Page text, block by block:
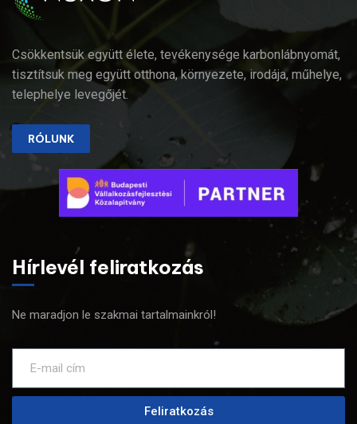
Csökkentsük együtt élete, tevékenysége karbonlábnyomát,
tisztítsuk meg együtt otthona, környezete, irodája, műhelye,
telephelye levegőjét.
RÓLUNK
Hírlevél feliratkozás
Ne maradjon le szakmai tartalmainkról!
Feliratkozás